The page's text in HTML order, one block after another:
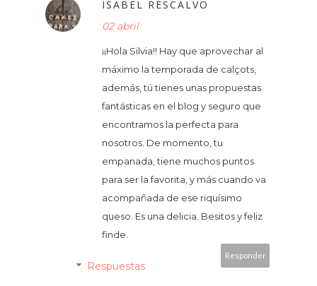
ISABEL RESCALVO
02 abril
¡¡Hola Silvia!! Hay que aprovechar al
máximo la temporada de calçots,
además, tú tienes unas propuestas
fantásticas en el blog y seguro que
encontramos la perfecta para
nosotros. De momento, tu
empanada, tiene muchos puntos
para ser la favorita, y más cuando va
acompañada de ese riquísimo
queso. Es una delicia. Besitos y feliz
finde.
Responder
Respuestas